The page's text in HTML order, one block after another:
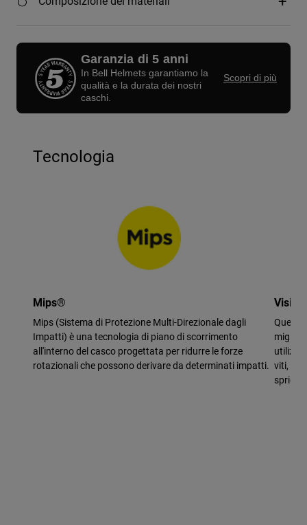
Garanzia di 5 anni
In Bell Helmets garantiamo la
qualità e la durata dei nostri
caschi.
Scopri di più
Tecnologia
Mips®
Mips (Sistema di Protezione Multi-Direzionale dagli
Impatti) è una tecnologia di piano di scorrimento
all'interno del casco progettata per ridurre le forze
rotazionali che possono derivare da determinati impatti. viti,